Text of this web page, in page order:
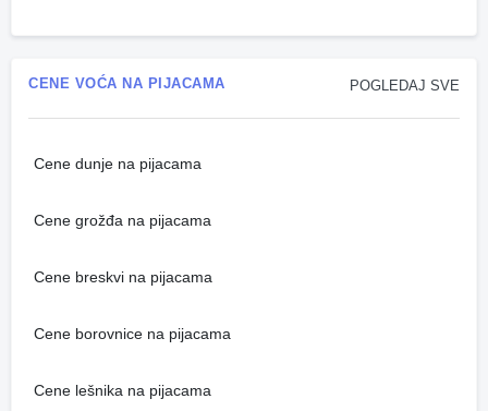
POGLEDAJ SVE
CENE VOĆA NA PIJACAMA
Cene dunje na pijacama
Cene grožđa na pijacama
Cene breskvi na pijacama
Cene borovnice na pijacama
Cene lešnika na pijacama